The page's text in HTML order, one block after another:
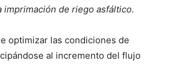
imprimación de riego asfáltico.
optimizar las condiciones de
al incremento del flujo